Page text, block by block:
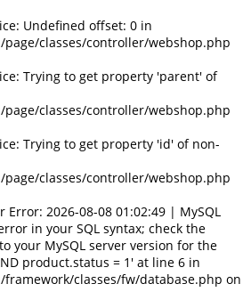
Undefined offset: 0 in
classes/controller/webshop.php
Trying to get property 'parent' of
classes/controller/webshop.php
Trying to get property 'id' of non-
classes/controller/webshop.php
Error: 2026-08-08 01:02:49 | MySQL
in your SQL syntax; check the
your MySQL server version for the
product.status = 1' at line 6 in
classes/fw/database.php on